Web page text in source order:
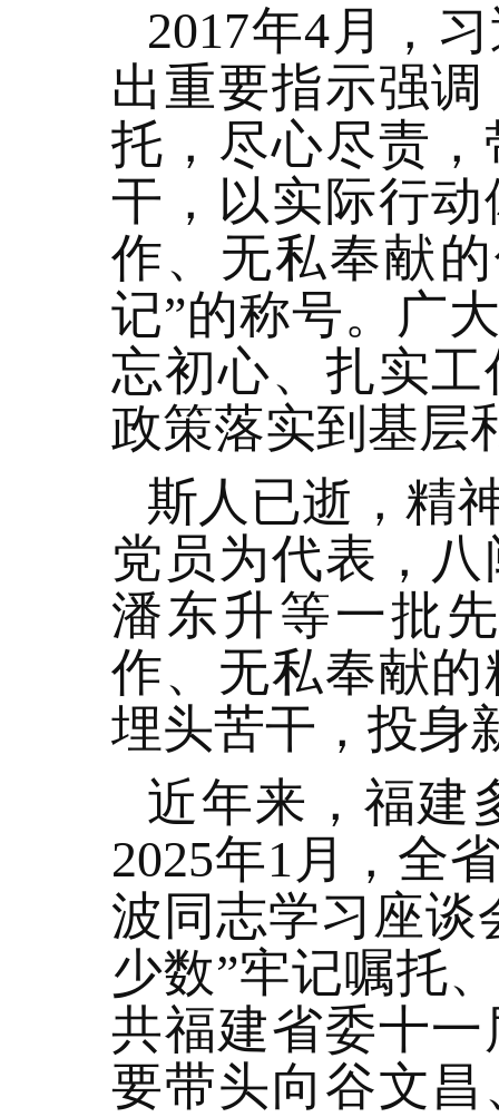
2017年4月，
出重要指示强
托，尽心尽责
干，以实际行
作、无私奉献
记”的称号。广
忘初心、扎实
政策落实到基层
斯人已逝，精
党员为代表，
潘东升等一批
作、无私奉献
埋头苦干，投身
近年来，福建
2025年1月，全
波同志学习座谈
少数”牢记嘱托
共福建省委十
要带头向谷文